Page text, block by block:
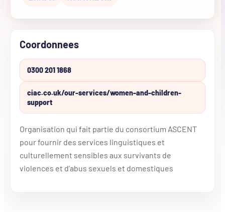
Coordonnees
0300 201 1868
ciac.co.uk/our-services/women-and-children-
support
Organisation qui fait partie du consortium ASCENT
pour fournir des services linguistiques et
culturellement sensibles aux survivants de
violences et d’abus sexuels et domestiques